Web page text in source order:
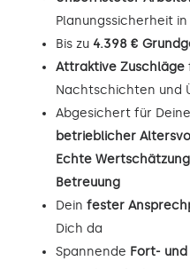
Planungssicherheit
Bis zu 4.398 €
Attraktive Zuschläge
Nachtschichten und
Abgesichert für
betrieblicher
Echte
Betreuung
Dein fester
Dich da
Spannende Fort-